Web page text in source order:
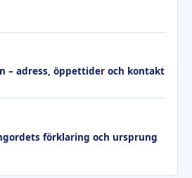
– adress, öppettider och kontakt
förklaring och ursprung